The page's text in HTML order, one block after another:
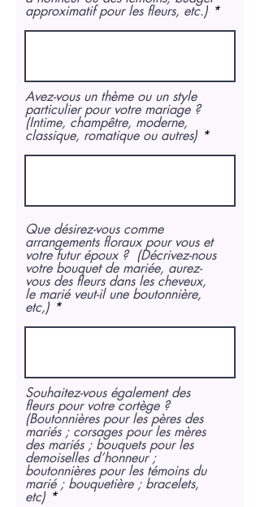
approximatif pour les fleurs, etc.)
Avez-vous un thème ou un style
particulier pour votre mariage ?
(Intime, champêtre, moderne,
classique, romatique ou autres)
Que désirez-vous comme
arrangements floraux pour vous et
votre futur époux ? (Décrivez-nous
votre bouquet de mariée, aurez-
vous des fleurs dans les cheveux,
le marié veut-il une boutonnière,
etc,)
Souhaitez-vous également des
fleurs pour votre cortège ?
(Boutonnières pour les pères des
mariés ; corsages pour les mères
des mariés ; bouquets pour les
demoiselles d’honneur ;
boutonnières pour les témoins du
marié ; bouquetière ; bracelets,
etc)